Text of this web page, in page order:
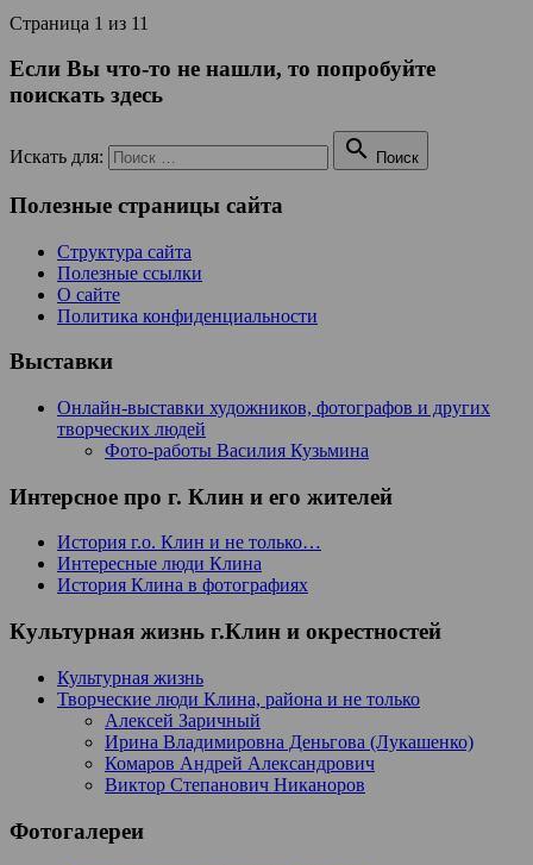
Страница 1 из 11
Если Вы что-то не нашли, то попробуйте
поискать здесь
Искать для:  Поиск
Полезные страницы сайта
Структура сайта
Полезные ссылки
О сайте
Политика конфиденциальности
Выставки
Онлайн-выставки художников, фотографов и других
творческих людей
Фото-работы Василия Кузьмина
Интерсное про г. Клин и его жителей
История г.о. Клин и не только…
Интересные люди Клина
История Клина в фотографиях
Культурная жизнь г.Клин и окрестностей
Культурная жизнь
Творческие люди Клина, района и не только
Алексей Заричный
Ирина Владимировна Деньгова (Лукашенко)
Комаров Андрей Александрович
Виктор Степанович Никаноров
Фотогалереи